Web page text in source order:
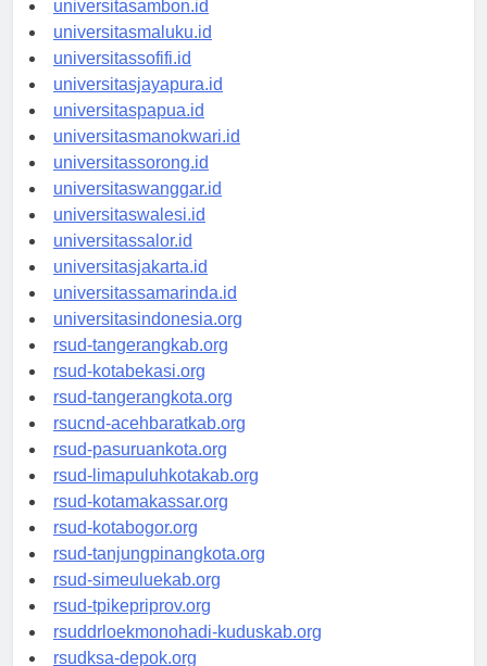
universitasambon.id
universitasmaluku.id
universitassofifi.id
universitasjayapura.id
universitaspapua.id
universitasmanokwari.id
universitassorong.id
universitaswanggar.id
universitaswalesi.id
universitassalor.id
universitasjakarta.id
universitassamarinda.id
universitasindonesia.org
rsud-tangerangkab.org
rsud-kotabekasi.org
rsud-tangerangkota.org
rsucnd-acehbaratkab.org
rsud-pasuruankota.org
rsud-limapuluhkotakab.org
rsud-kotamakassar.org
rsud-kotabogor.org
rsud-tanjungpinangkota.org
rsud-simeuluekab.org
rsud-tpikepriprov.org
rsuddrloekmonohadi-kuduskab.org